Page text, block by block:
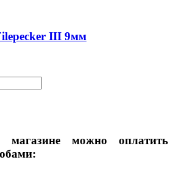
III 9мм
можно оплатить